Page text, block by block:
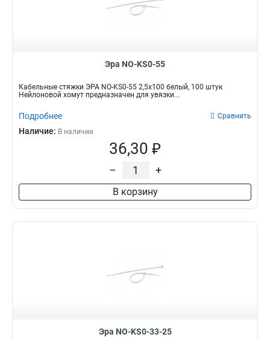
Эра NO-KS0-55
Кабельные стяжки ЭРА NO-KS0-55 2,5х100 белый, 100 штук
Нейлоновой хомут предназначен для увязки...
Подробнее Сравнить
Наличие: В наличии
36,30 ₽
– +
В корзину
Эра NO-KS0-33-25